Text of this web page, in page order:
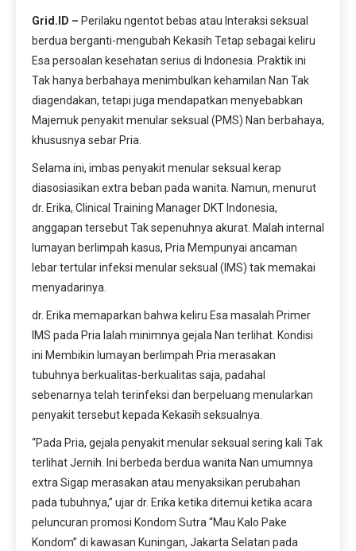
Grid.ID – Perilaku ngentot bebas atau Interaksi seksual
berdua berganti-mengubah Kekasih Tetap sebagai keliru
Esa persoalan kesehatan serius di Indonesia. Praktik ini
Tak hanya berbahaya menimbulkan kehamilan Nan Tak
diagendakan, tetapi juga mendapatkan menyebabkan
Majemuk penyakit menular seksual (PMS) Nan berbahaya,
khususnya sebar Pria.
Selama ini, imbas penyakit menular seksual kerap
diasosiasikan extra beban pada wanita. Namun, menurut
dr. Erika, Clinical Training Manager DKT Indonesia,
anggapan tersebut Tak sepenuhnya akurat. Malah internal
lumayan berlimpah kasus, Pria Mempunyai ancaman
lebar tertular infeksi menular seksual (IMS) tak memakai
menyadarinya.
dr. Erika memaparkan bahwa keliru Esa masalah Primer
IMS pada Pria Ialah minimnya gejala Nan terlihat. Kondisi
ini Membikin lumayan berlimpah Pria merasakan
tubuhnya berkualitas-berkualitas saja, padahal
sebenarnya telah terinfeksi dan berpeluang menularkan
penyakit tersebut kepada Kekasih seksualnya.
“Pada Pria, gejala penyakit menular seksual sering kali Tak
terlihat Jernih. Ini berbeda berdua wanita Nan umumnya
extra Sigap merasakan atau menyaksikan perubahan
pada tubuhnya,” ujar dr. Erika ketika ditemui ketika acara
peluncuran promosi Kondom Sutra “Mau Kalo Pake
Kondom” di kawasan Kuningan, Jakarta Selatan pada